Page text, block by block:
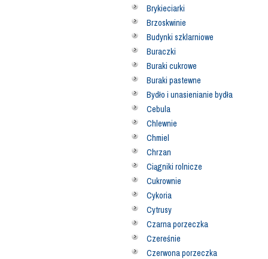
Brykieciarki
Brzoskwinie
Budynki szklarniowe
Buraczki
Buraki cukrowe
Buraki pastewne
Bydło i unasienianie bydła
Cebula
Chlewnie
Chmiel
Chrzan
Ciągniki rolnicze
Cukrownie
Cykoria
Cytrusy
Czarna porzeczka
Czereśnie
Czerwona porzeczka